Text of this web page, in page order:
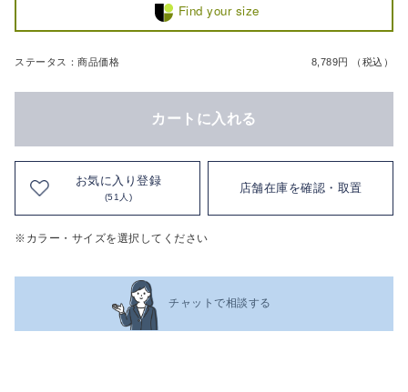
Find your size
ステータス：商品価格 8,789円 （税込）
カートに入れる
お気に入り登録
(51人)
店舗在庫を確認・取置
※カラー・サイズを選択してください
チャットで相談する